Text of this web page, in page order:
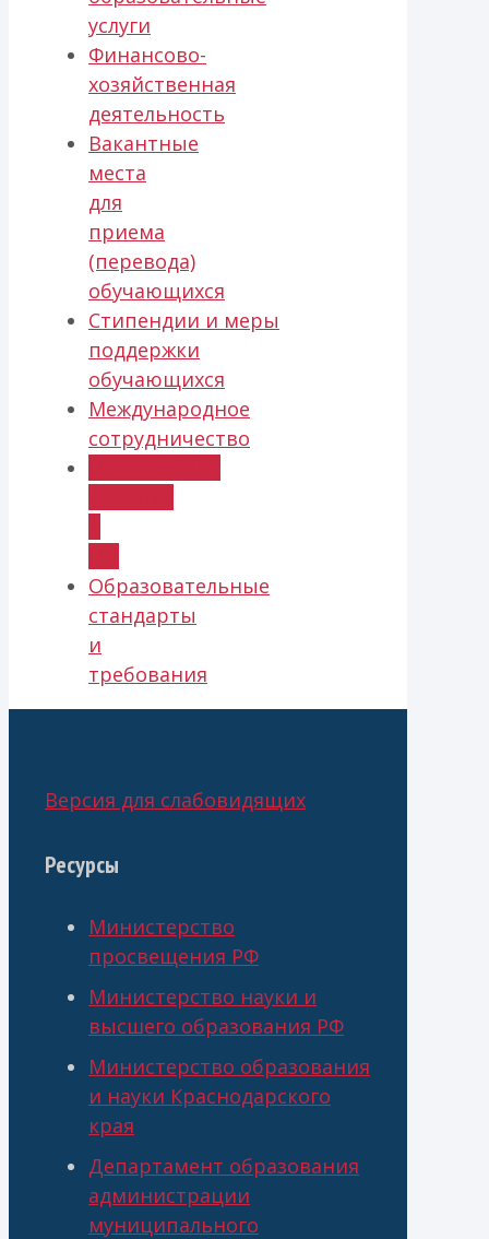
услуги
Финансово-
хозяйственная
деятельность
Вакантные
места
для
приема
(перевода)
обучающихся
Стипендии и меры
поддержки
обучающихся
Международное
сотрудничество
Образовательные
стандарты
и
требования
Версия для слабовидящих
Ресурсы
Министерство
просвещения РФ
Министерство науки и
высшего образования РФ
Министерство образования
и науки Краснодарского
края
Департамент образования
администрации
муниципального